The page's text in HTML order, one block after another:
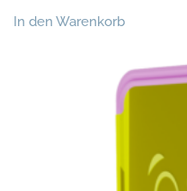
In den Warenkorb